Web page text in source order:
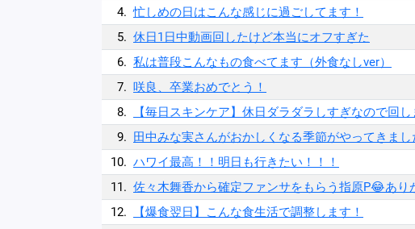
4. 忙しめの日はこんな感じに過ごしてます！
5. 休日1日中動画回したけど本当にオフすぎた
6. 私は普段こんなもの食べてます（外食なしver）
7. 咲良、卒業おめでとう！
8.
【毎日スキンケア】休日ダラダラしすぎなので回し
9. 田中みな実さんがおかしくなる季節がやってきまし
10. ハワイ最高！！明日も行きたい！！！
11. 佐々木舞香から確定ファンサをもらう指原P😂
12.
【爆食翌日】こんな食生活で調整します！